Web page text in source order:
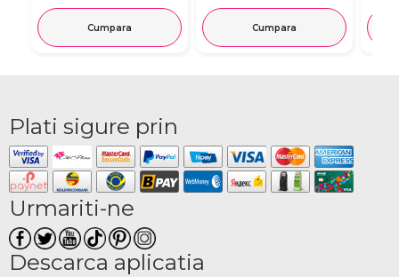
Cumpara Cumpara
Plati sigure prin
Urmariti-ne
Descarca aplicatia